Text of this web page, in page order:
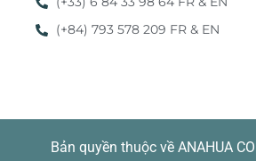
(+84) 793 578 209 FR & EN
Bản quyền thuộc về ANAHUA